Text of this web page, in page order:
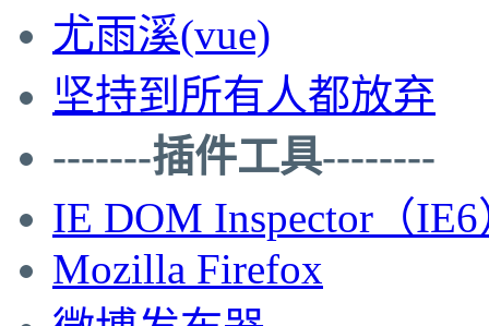
尤雨溪(vue)
坚持到所有人都放弃
-------插件工具--------
IE DOM Inspector（
Mozilla Firefox